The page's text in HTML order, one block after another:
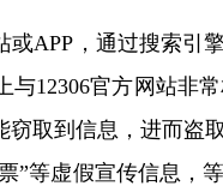
APP，通过搜索引
与12306官方网站非
取到信息，进而盗
”等虚假宣传信息